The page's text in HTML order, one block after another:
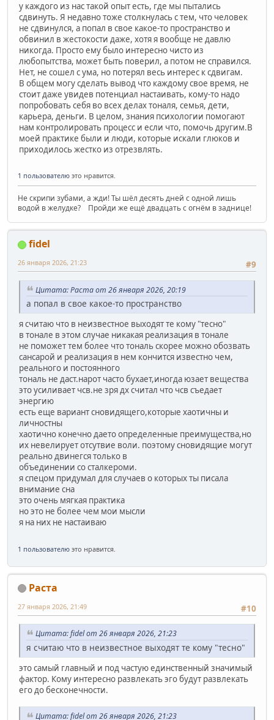
у каждого из нас такой опыт есть, где мы пытались
сдвинуть. Я недавно тоже столкнулась с тем, что человек
не сдвинулся, а попал в свое какое-то пространство и
обвинил в жестокости даже, хотя я вообще не давлю
никогда. Просто ему было интересно чисто из
любопытства, может быть поверил, а потом не справился.
Нет, не сошел с ума, но потерял весь интерес к сдвигам.
В общем могу сделать вывод что каждому свое время, не
стоит даже увидев потенциал настаивать, кому-то надо
попробовать себя во всех делах тоналя, семья, дети,
карьера, деньги. В целом, знания психологии помогают
нам контролировать процесс и если что, помочь другим.В
моей практике были и люди, которые искали глюков и
приходилось жестко из отрезвлять.
1 пользователю это нравится.
Не скрипи зубами, а жди! Ты шёл десять дней с одной лишь
водой в желудке? Пройди же ещё двадцать с огнём в заднице!
fidel
#9
26 января 2026, 21:23
Цитата: Раста от 26 января 2026, 20:19
а попал в свое какое-то пространство
я считаю что в неизвестное выходят те кому "тесно"
в тонале в этом случае никакая реализация в тонале
не поможет тем более что тональ скорее можно обозвать
сансарой и реализация в нем кончится известно чем,
реального и постоянного
тональ не даст.нарот часто бухает,иногда юзает вещества
это усиливает чсв.не зря дх считал что чсв съедает
энергию
есть еще вариант сновидящего,которые хаотичны и
личностны
хаотично конечно даето определенные преимущества,но
их невелирует отсутвие воли. поэтому сновидящие могут
реально двинегся только в
объединении со сталкероми.
я спецом придумал для случаев о которых ты писала
внимание сна
это очень мягкая практика
но это не более чем мои мысли
я на них не настаиваю
1 пользователю это нравится.
Раста
#10
27 января 2026, 21:49
Цитата: fidel от 26 января 2026, 21:23
я считаю что в неизвестное выходят те кому "тесно"
это самый главный и под частую единственный значимый
фактор. Кому интересно развлекать эго будут развлекать
его до бесконечности.
Цитата: fidel от 26 января 2026, 21:23